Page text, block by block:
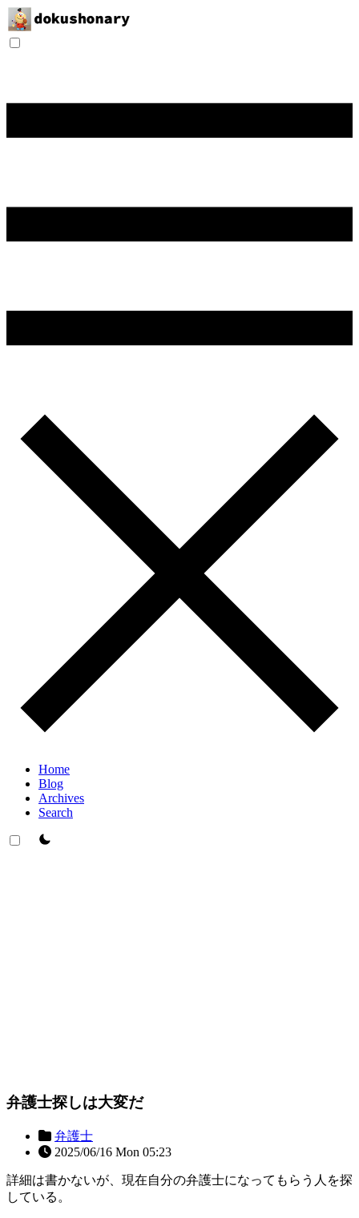
Home
Blog
Archives
Search
theme switcher
弁護士探しは大変だ
弁護士
2025/06/16 Mon 05:23
詳細は書かないが、現在自分の弁護士になってもらう人を探
している。